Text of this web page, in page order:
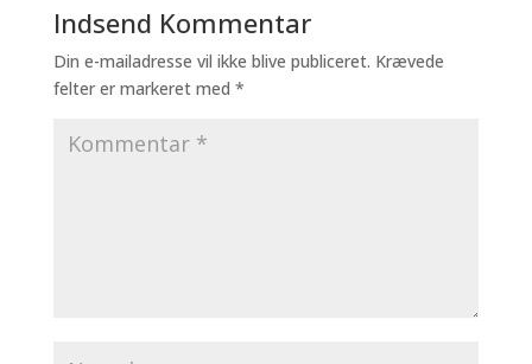
Indsend Kommentar
Din e-mailadresse vil ikke blive publiceret. Krævede
felter er markeret med *